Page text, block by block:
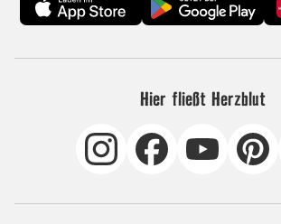
Hier fließt Herzblut